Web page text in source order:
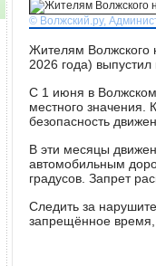
© Волжский.ру,
Жителям Волжского
2026 года) выпустил
С 1 июня в Волжском
местного значения.
безопасность
В эти месяцы
автомобильным
градусов. Запрет
Следить за
запрещённое время,